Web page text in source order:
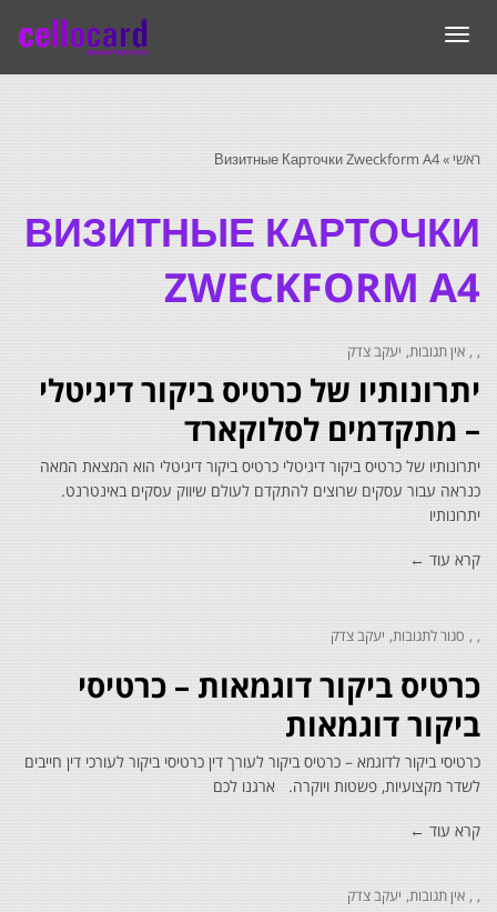
תפריט
ראשי »
Визитные Карточки Zweckform A4
ВИЗИТНЫЕ КАРТОЧКИ
ZWECKFORM A4
אין תגובות יעקב צדק
יתרונותיו של כרטיס ביקור דיגיטלי
– מתקדמים לסלוקארד
יתרונותיו של כרטיס ביקור דיגיטלי כרטיס ביקור דיגיטלי הוא המצאת המאה
כנראה עבור עסקים שרוצים להתקדם לעולם שיווק עסקים באינטרנט.
יתרונותיו
קרא עוד ←
סגור לתגובות
על
ביקור
דוגמאות
–
כרטיסי
דוגמאות
יעקב צדק
כרטיס ביקור דוגמאות – כרטיסי
ביקור דוגמאות
כרטיסי ביקור לדוגמא – כרטיס ביקור לעורך דין כרטיסי ביקור לעורכי דין חייבים
לשדר מקצועיות, פשטות ויוקרה. ארגנו לכם
קרא עוד ←
אין תגובות יעקב צדק